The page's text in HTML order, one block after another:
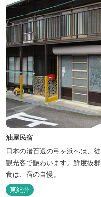
油屋民宿
日本の渚百選の弓ヶ浜へは、
観光客で賑わいます。鮮度抜
食は、宿の自慢。
東紀州